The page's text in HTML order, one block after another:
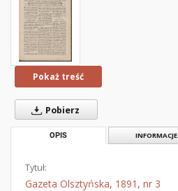
Pokaż treść
Pobierz
OPIS INFORMACJE
Tytuł:
Gazeta Olsztyńska, 1891, nr 3